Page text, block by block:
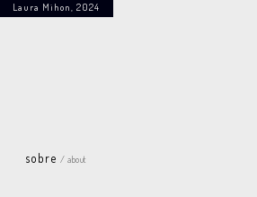
Laura Mihon, 2024
sobre/ about